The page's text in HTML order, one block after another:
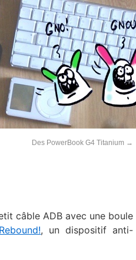
Des PowerBook G4 Titanium →
câble ADB avec une boule
Rebound!, un dispositif anti-